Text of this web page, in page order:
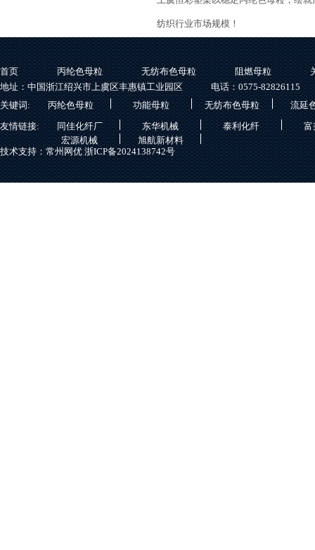
纺织行业市场规模！
首页 丙纶色母粒 无纺布色母粒 阻燃母粒
地址：中国浙江绍兴市上虞区丰惠镇工业园区
电话：0575-82826115
关键词:
丙纶色母粒 功能母粒 无纺布色母粒
流延
友情链接:
同佳化纤厂 东华机械 泰利化纤
富
宏源机械
旭航新材料
技术支持：常州网优 浙ICP备2024138742号